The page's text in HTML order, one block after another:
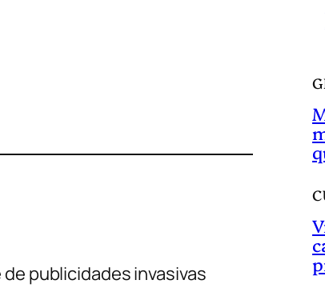
publicidades invasivas